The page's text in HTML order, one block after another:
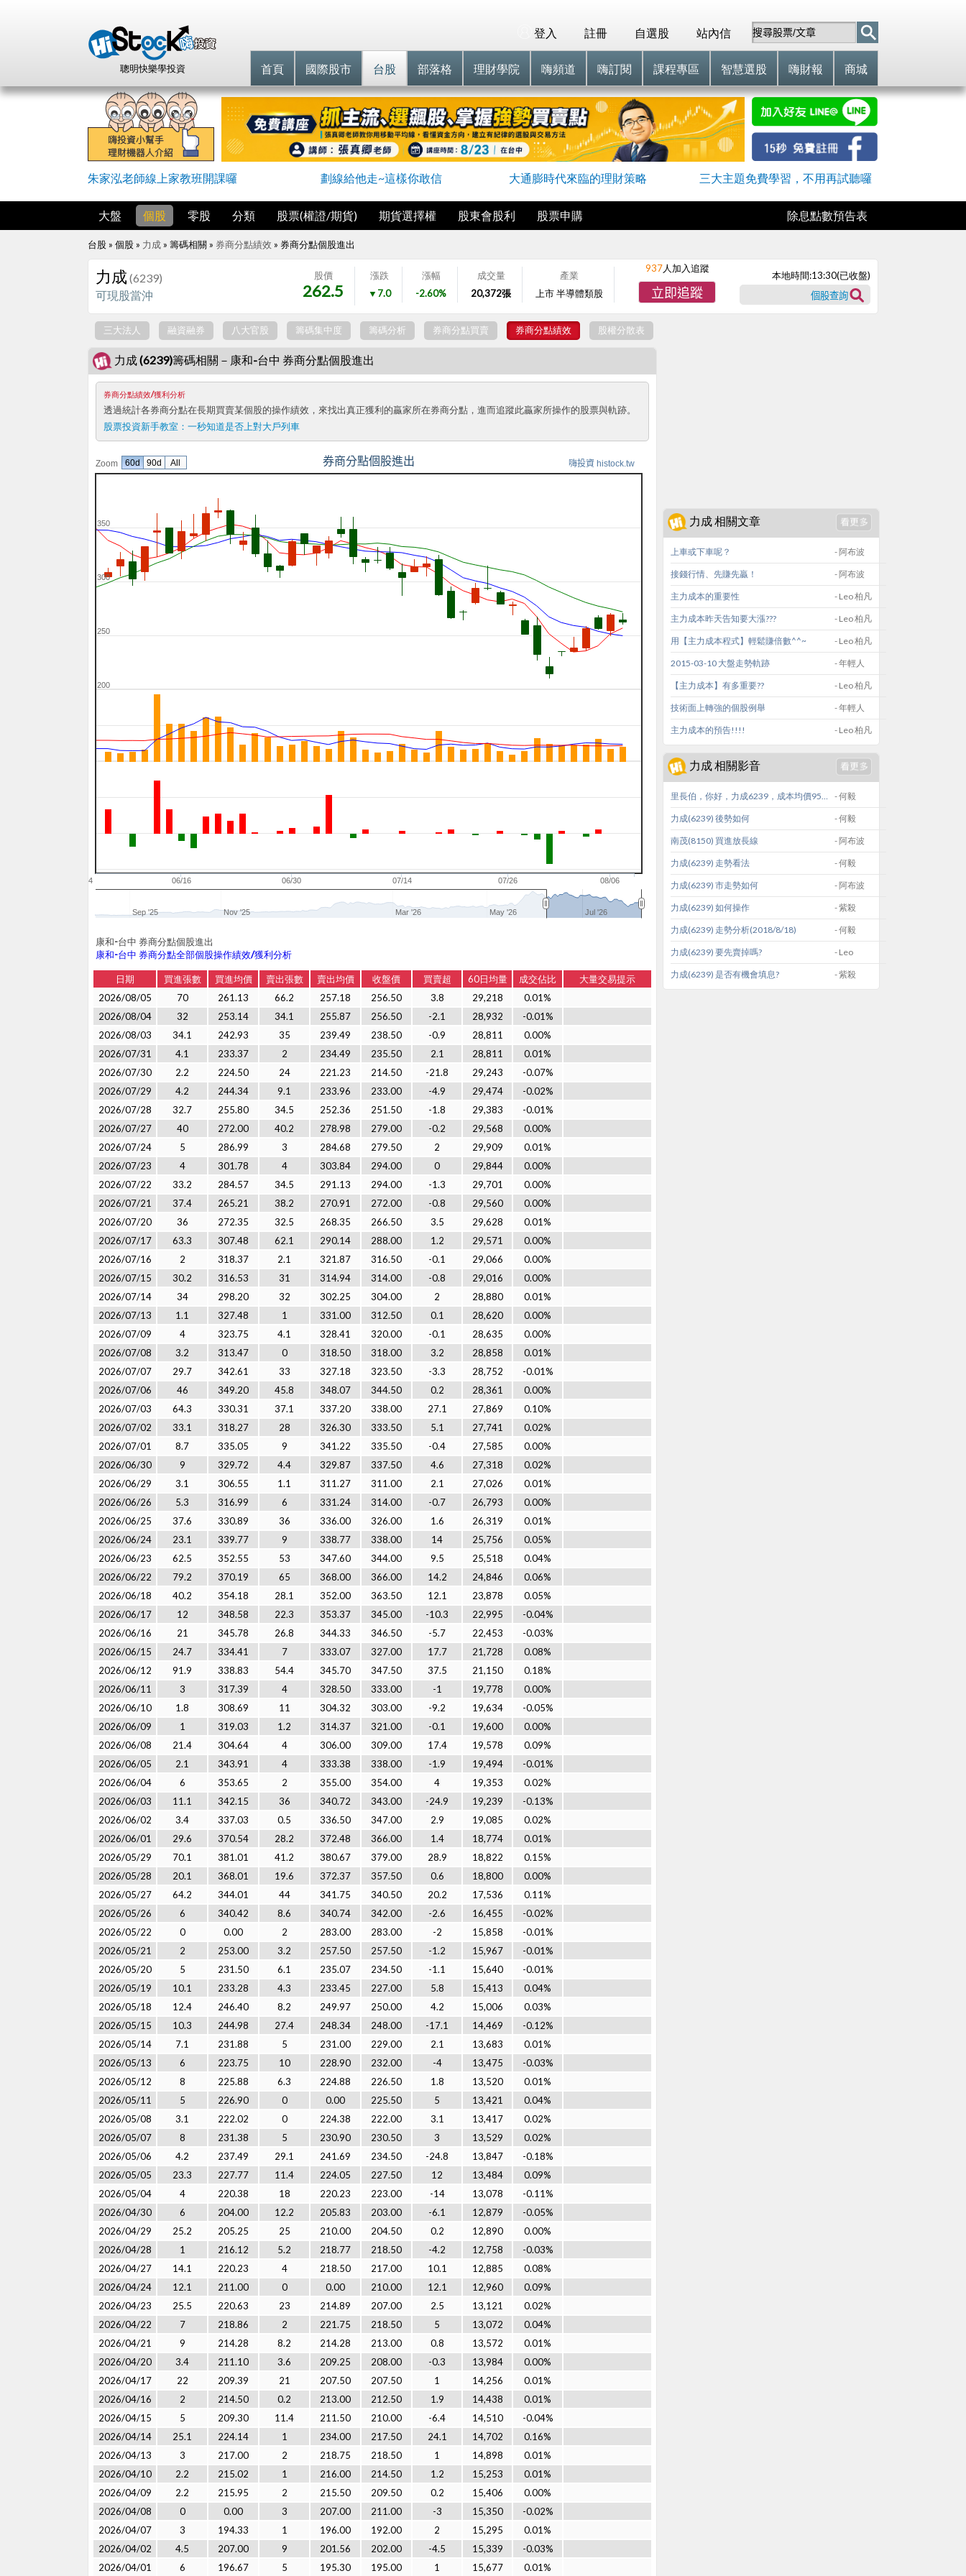
聰明快樂學投資
站內信
自選股
註冊
登入
首頁 國際股市 台股 部落格 理財學院 嗨頻道 嗨訂閱 課程專區 智慧選股 嗨財報 商城
朱家泓老師線上家教班開課囉 劃線給他走~這樣你敢信 大通膨時代來臨的理財策略 三大主題免費學習，不用再試聽囉
大盤 個股 零股 分類 股票(權證/期貨) 期貨選擇權 股東會股利 股票申購 除息點數預告表
台股 » 個股 » 力成 » 籌碼相關 » 券商分點績效 » 券商分點個股進出
力成 (6239)
可現股當沖
股價
262.5
漲跌
▼7.0
漲幅
-2.60%
成交量
20,372張
產業
上市 半導體類股
937人加入追蹤
立即追蹤
本地時間:13:30(已收盤)
三大法人 融資融券 八大官股 籌碼集中度 籌碼分析 券商分點買賣 券商分點績效 股權分散表
力成 (6239)籌碼相關－康和-台中 券商分點個股進出
券商分點績效/獲利分析
透過統計各券商分點在長期買賣某個股的操作績效，來找出真正獲利的贏家所在券商分點，進而追蹤此贏家所操作的股票與軌跡。
股票投資新手教室： 一秒知道是否上對大戶列車
Zoom 券商分點個股進出 嗨投資 histock.tw
08/06
06/04 06/16 06/30 07/14 07/26
200
250
300
350
Sep '25 Nov '25 Mar '26 May '26 Jul '26
60d 90d All
康和-台中 券商分點個股進出
康和-台中 券商分點全部個股操作績效/獲利分析
日期 買進張數 買進均價 賣出張數 賣出均價 收盤價 買賣超 60日均量 成交佔比
大量交易提示
2026/08/05
70 261.13 66.2 257.18 256.50 3.8 29,218
0.01%
2026/08/04
32 253.14 34.1 255.87 256.50 -2.1 28,932
-0.01%
2026/08/03
34.1 242.93 35 239.49 238.50 -0.9 28,811
0.00%
2026/07/31
4.1 233.37 2 234.49 235.50 2.1 28,811
0.01%
2026/07/30
2.2 224.50 24 221.23 214.50 -21.8 29,243
-0.07%
2026/07/29
4.2 244.34 9.1 233.96 233.00 -4.9 29,474
-0.02%
2026/07/28
32.7 255.80 34.5 252.36 251.50 -1.8 29,383
-0.01%
2026/07/27
40 272.00 40.2 278.98 279.00 -0.2 29,568
0.00%
2026/07/24
5 286.99 3 284.68 279.50 2 29,909
0.01%
2026/07/23
4 301.78 4 303.84 294.00 0 29,844
0.00%
2026/07/22
33.2 284.57 34.5 291.13 294.00 -1.3 29,701
0.00%
2026/07/21
37.4 265.21 38.2 270.91 272.00 -0.8 29,560
0.00%
2026/07/20
36 272.35 32.5 268.35 266.50 3.5 29,628
0.01%
2026/07/17
63.3 307.48 62.1 290.14 288.00 1.2 29,571
0.00%
2026/07/16
2 318.37 2.1 321.87 316.50 -0.1 29,066
0.00%
2026/07/15
30.2 316.53 31 314.94 314.00 -0.8 29,016
0.00%
2026/07/14
34 298.20 32 302.25 304.00 2 28,880
0.01%
2026/07/13
1.1 327.48 1 331.00 312.50 0.1 28,620
0.00%
2026/07/09
4 323.75 4.1 328.41 320.00 -0.1 28,635
0.00%
2026/07/08
3.2 313.47 0 318.50 318.00 3.2 28,858
0.01%
2026/07/07
29.7 342.61 33 327.18 323.50 -3.3 28,752
-0.01%
2026/07/06
46 349.20 45.8 348.07 344.50 0.2 28,361
0.00%
2026/07/03
64.3 330.31 37.1 337.20 338.00 27.1 27,869
0.10%
2026/07/02
33.1 318.27 28 326.30 333.50 5.1 27,741
0.02%
2026/07/01
8.7 335.05 9 341.22 335.50 -0.4 27,585
0.00%
2026/06/30
9 329.72 4.4 329.87 337.50 4.6 27,318
0.02%
2026/06/29
3.1 306.55 1.1 311.27 311.00 2.1 27,026
0.01%
2026/06/26
5.3 316.99 6 331.24 314.00 -0.7 26,793
0.00%
2026/06/25
37.6 330.89 36 336.00 326.00 1.6 26,319
0.01%
2026/06/24
23.1 339.77 9 338.77 338.00 14 25,756
0.05%
2026/06/23
62.5 352.55 53 347.60 344.00 9.5 25,518
0.04%
2026/06/22
79.2 370.19 65 368.00 366.00 14.2 24,846
0.06%
2026/06/18
40.2 354.18 28.1 352.00 363.50 12.1 23,878
0.05%
2026/06/17
12 348.58 22.3 353.37 345.00 -10.3 22,995
-0.04%
2026/06/16
21 345.78 26.8 344.33 346.50 -5.7 22,453
-0.03%
2026/06/15
24.7 334.41 7 333.07 327.00 17.7 21,728
0.08%
2026/06/12
91.9 338.83 54.4 345.70 347.50 37.5 21,150
0.18%
2026/06/11
3 317.39 4 328.50 333.00 -1 19,778
0.00%
2026/06/10
1.8 308.69 11 304.32 303.00 -9.2 19,634
-0.05%
2026/06/09
1 319.03 1.2 314.37 321.00 -0.1 19,600
0.00%
2026/06/08
21.4 304.64 4 306.00 309.00 17.4 19,578
0.09%
2026/06/05
2.1 343.91 4 333.38 338.00 -1.9 19,494
-0.01%
2026/06/04
6 353.65 2 355.00 354.00 4 19,353
0.02%
2026/06/03
11.1 342.15 36 340.72 343.00 -24.9 19,239
-0.13%
2026/06/02
3.4 337.03 0.5 336.50 347.00 2.9 19,085
0.02%
2026/06/01
29.6 370.54 28.2 372.48 366.00 1.4 18,774
0.01%
2026/05/29
70.1 381.01 41.2 380.67 379.00 28.9 18,822
0.15%
2026/05/28
20.1 368.01 19.6 372.37 357.50 0.6 18,800
0.00%
2026/05/27
64.2 344.01 44 341.75 340.50 20.2 17,536
0.11%
2026/05/26
6 340.42 8.6 340.74 342.00 -2.6 16,455
-0.02%
2026/05/22
0 0.00 2 283.00 283.00 -2 15,858
-0.01%
2026/05/21
2 253.00 3.2 257.50 257.50 -1.2 15,967
-0.01%
2026/05/20
5 231.50 6.1 235.07 234.50 -1.1 15,640
-0.01%
2026/05/19
10.1 233.28 4.3 233.45 227.00 5.8 15,413
0.04%
2026/05/18
12.4 246.40 8.2 249.97 250.00 4.2 15,006
0.03%
2026/05/15
10.3 244.98 27.4 248.34 248.00 -17.1 14,469
-0.12%
2026/05/14
7.1 231.88 5 231.00 229.00 2.1 13,683
0.01%
2026/05/13
6 223.75 10 228.90 232.00 -4 13,475
-0.03%
2026/05/12
8 225.88 6.3 224.88 226.50 1.8 13,520
0.01%
2026/05/11
5 226.90 0 0.00 225.50 5 13,421
0.04%
2026/05/08
3.1 222.02 0 224.38 222.00 3.1 13,417
0.02%
2026/05/07
8 231.38 5 230.90 230.50 3 13,529
0.02%
2026/05/06
4.2 237.49 29.1 241.69 234.50 -24.8 13,847
-0.18%
2026/05/05
23.3 227.77 11.4 224.05 227.50 12 13,484
0.09%
2026/05/04
4 220.38 18 220.23 223.00 -14 13,078
-0.11%
2026/04/30
6 204.00 12.2 205.83 203.00 -6.1 12,879
-0.05%
2026/04/29
25.2 205.25 25 210.00 204.50 0.2 12,890
0.00%
2026/04/28
1 216.12 5.2 218.77 218.50 -4.2 12,758
-0.03%
2026/04/27
14.1 220.23 4 218.50 217.00 10.1 12,885
0.08%
2026/04/24
12.1 211.00 0 0.00 210.00 12.1 12,960
0.09%
2026/04/23
25.5 220.63 23 214.89 207.00 2.5 13,121
0.02%
2026/04/22
7 218.86 2 221.75 218.50 5 13,072
0.04%
2026/04/21
9 214.28 8.2 214.28 213.00 0.8 13,572
0.01%
2026/04/20
3.4 211.10 3.6 209.25 208.00 -0.3 13,984
0.00%
2026/04/17
22 209.39 21 207.50 207.50 1 14,256
0.01%
2026/04/16
2 214.50 0.2 213.00 212.50 1.9 14,438
0.01%
2026/04/15
5 209.30 11.4 211.50 210.00 -6.4 14,510
-0.04%
2026/04/14
25.1 224.14 1 234.00 217.50 24.1 14,702
0.16%
2026/04/13
3 217.00 2 218.75 218.50 1 14,898
0.01%
2026/04/10
2.2 215.02 1 216.00 214.50 1.2 15,253
0.01%
2026/04/09
2.2 215.95 2 215.50 209.50 0.2 15,406
0.00%
2026/04/08
0 0.00 3 207.00 211.00 -3 15,350
-0.02%
2026/04/07
3 194.33 1 196.00 192.00 2 15,295
0.01%
2026/04/02
4.5 207.00 9 201.56 202.00 -4.5 15,339
-0.03%
2026/04/01
6 196.67 5 195.30 195.00 1 15,677 0.01%
力成 相關文章
- 阿布波
上車或下車呢？
- 阿布波
接錢行情、先賺先贏！
- Leo 柏凡
主力成本的重要性
- Leo 柏凡
主力成本昨天告知要大漲???
- Leo 柏凡
用【主力成本程式】輕鬆賺倍數^^~
- 年輕人
2015-03-10 大盤走勢軌跡
- Leo 柏凡
【主力成本】有多重要??
- 年輕人
技術面上轉強的個股例舉
- Leo 柏凡
主力成本的預告!!!!
力成 相關影音
- 何毅
里長伯，你好，力成6239，成本均價95，目前股價在6/12的低點(96.4)和7/6高點(117)的二分之一，是要停利，還是續抱或加碼，後續要怎麼看？老師的建議如何？短期內有沒有再創117的條件？
- 何毅
力成(6239) 後勢如何
- 阿布波
南茂(8150) 買進放長線
- 何毅
力成(6239) 走勢看法
- 阿布波
力成(6239) 市走勢如何
- 紫殺
力成(6239) 如何操作
- 何毅
力成(6239) 走勢分析(2018/8/18)
- Leo
力成(6239) 要先賣掉嗎?
- 紫殺
力成(6239) 是否有機會填息?